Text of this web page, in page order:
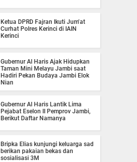
Ketua DPRD Fajran Ikuti Jum’at
Curhat Polres Kerinci di IAIN
Kerinci
Gubernur Al Haris Ajak Hidupkan
Taman Mini Melayu Jambi saat
Hadiri Pekan Budaya Jambi Elok
Nian
Gubernur Al Haris Lantik Lima
Pejabat Eselon II Pemprov Jambi,
Berikut Daftar Namanya
Bripka Elias kunjungi keluarga sad
berikan pakaian bekas dan
sosialisasi 3M